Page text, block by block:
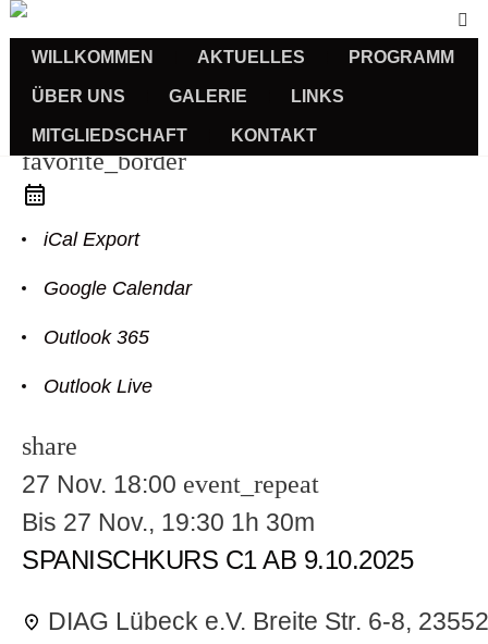
WILLKOMMEN AKTUELLES PROGRAMM
ÜBER UNS GALERIE LINKS
MITGLIEDSCHAFT KONTAKT
Sprachkurse
favorite_border
iCal Export
Google Calendar
Outlook 365
Outlook Live
share
27 Nov. 18:00 event_repeat
Bis 27 Nov., 19:30 1h 30m
SPANISCHKURS C1 AB 9.10.2025
DIAG Lübeck e.V. Breite Str. 6-8,